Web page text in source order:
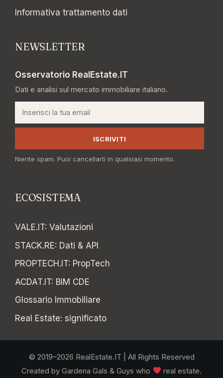
Informativa trattamento dati
NEWSLETTER
Osservatorio RealEstate.IT
Dati e analisi sul mercato immobiliare italiano.
Email
ISCRIVITI
Niente spam. Puoi cancellarti in qualsiasi momento.
ECOSISTEMA
VALE.IT: Valutazioni
STACK.RE: Dati & API
PROPTECH.IT: PropTech
ACDAT.IT: BIM CDE
Glossario Immobiliare
Real Estate: significato
© 2019–2026 RealEstate.IT | All Rights Reserved
Created by Gardena Gals & Guys who
real estate.